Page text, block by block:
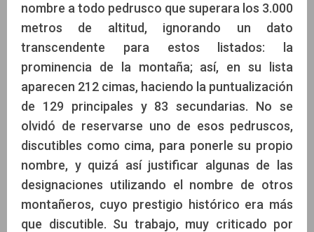
nombre a todo pedrusco que superara los 3.000
metros de altitud, ignorando un dato
transcendente para estos listados: la
prominencia de la montaña; así, en su lista
aparecen 212 cimas, haciendo la puntualización
de 129 principales y 83 secundarias. No se
olvidó de reservarse uno de esos pedruscos,
discutibles como cima, para ponerle su propio
nombre, y quizá así justificar algunas de las
designaciones utilizando el nombre de otros
montañeros, cuyo prestigio histórico era más
que discutible. Su trabajo, muy criticado por